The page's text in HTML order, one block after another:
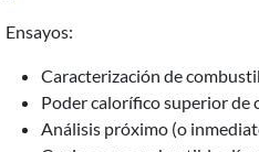
Ensayos:
Caracterización de
Poder calorífico superior de
Análisis próximo (o